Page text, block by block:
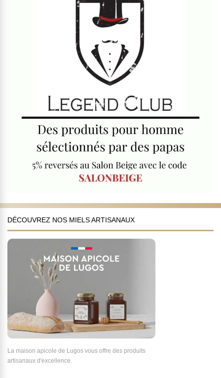
DÉCOUVREZ NOS MIELS ARTISANAUX
La maison apicole de Lugos vous offre des produits
artisanaux d'excellence.